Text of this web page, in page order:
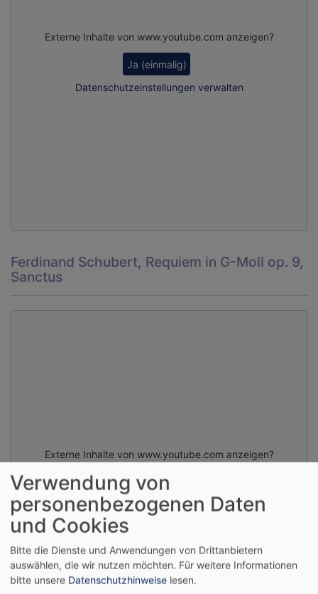
Externe Inhalte von www.youtube.com anzeigen?
Ja (einmalig)
Datenschutzeinstellungen verwalten
Ferdinand Schubert, Requiem in G-Moll op. 9,
Sanctus
Externe Inhalte von www.youtube.com anzeigen?
Ja (einmalig)
Datenschutzeinstellungen verwalten
Verwendung von
personenbezogenen Daten
und Cookies
Bitte die Dienste und Anwendungen von Drittanbietern
auswählen, die wir nutzen möchten. Für weitere Informationen
bitte unsere Datenschutzhinweise lesen.